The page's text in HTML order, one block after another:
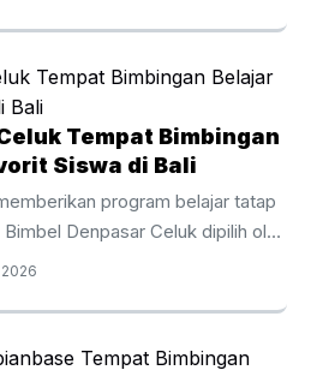
Denpasar Bona meningkatkan
efektif. Suasana belajar tatap
aktif, nyaman bertanya, dan
soal. Siswa dari sekolah
sekolah bertaraf internasional
dari Bimbel Denpasar
mencakup ...
Tempat Bimbingan
Siswa di Bali
program belajar tatap
Denpasar Celuk dipilih oleh
dan orang tua di Bali yang
offline, Bimbel Denpasar
menguasai pelajaran dengan